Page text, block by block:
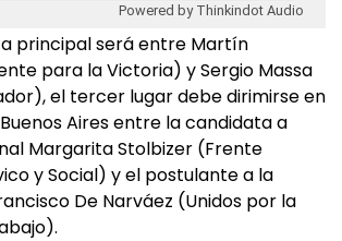
Powered by Thinkindot Audio
principal será entre Martín
para la Victoria) y Sergio Massa
el tercer lugar debe dirimirse en
Aires entre la candidata a
Margarita Stolbizer (Frente
y Social) y el postulante a la
De Narváez (Unidos por la